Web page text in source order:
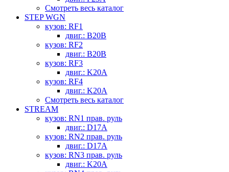
Смотреть весь каталог
STEP WGN
кузов: RF1
двиг.: B20B
кузов: RF2
двиг.: B20B
кузов: RF3
двиг.: K20A
кузов: RF4
двиг.: K20A
Смотреть весь каталог
STREAM
кузов: RN1 прав. руль
двиг.: D17A
кузов: RN2 прав. руль
двиг.: D17A
кузов: RN3 прав. руль
двиг.: K20A